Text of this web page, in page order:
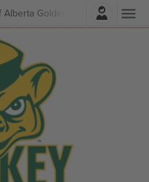
Alberta Golden Bears Ice Hockey
Log in